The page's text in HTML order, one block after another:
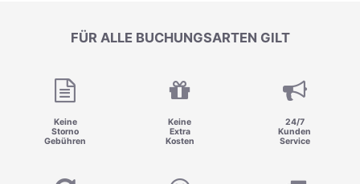
FÜR ALLE BUCHUNGSARTEN GILT
Keine
Storno
Gebühren
Keine
Extra
Kosten
24/7
Kunden
Service